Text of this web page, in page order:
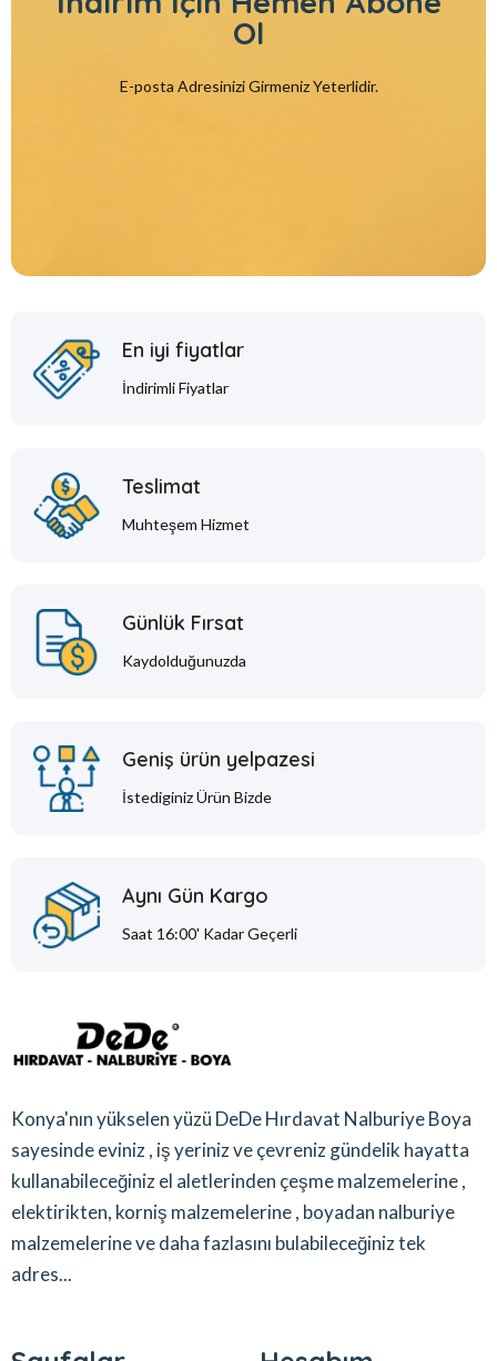
Ol
E-posta Adresinizi Girmeniz Yeterlidir.
En iyi fiyatlar
İndirimli Fiyatlar
Teslimat
Muhteşem Hizmet
Günlük Fırsat
Kaydolduğunuzda
Geniş ürün yelpazesi
İstediginiz Ürün Bizde
Aynı Gün Kargo
Saat 16:00' Kadar Geçerli
Konya'nın yükselen yüzü DeDe Hırdavat Nalburiye Boya
sayesinde eviniz , iş yeriniz ve çevreniz gündelik hayatta
kullanabileceğiniz el aletlerinden çeşme malzemelerine ,
elektirikten, korniş malzemelerine , boyadan nalburiye
malzemelerine ve daha fazlasını bulabileceğiniz tek
adres...